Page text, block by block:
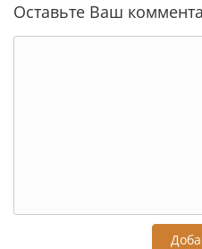
Оставьте Ваш